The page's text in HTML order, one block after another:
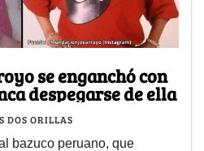
se enganchó con
despegarse de ella
DOS ORILLAS
bazuco peruano, que